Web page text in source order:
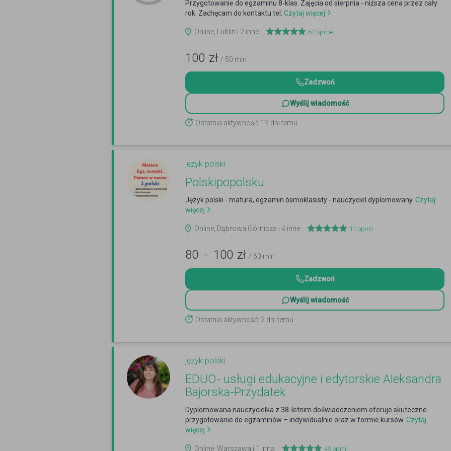
Przygotowanie do egzaminu 8-klas. Zajęcia od sierpnia - niższa cena przez cały
rok. Zachęcam do kontaktu tel.
Czytaj więcej
Online, Lublin i 2 inne 62opinie
100 zł / 50 min
Zadzwoń
Wyślij wiadomość
Ostatnia aktywność: 12 dni temu
język polski
Polskipopolsku
Język polski - matura, egzamin ósmoklasisty - nauczyciel dyplomowany. Czytaj
więcej
Online, Dąbrowa Górnicza i 4 inne 11 opinii
80 - 100 zł / 60 min
Zadzwoń
Wyślij wiadomość
Ostatnia aktywność: 2 dni temu
język polski
EDUO- usługi edukacyjne i edytorskie Aleksandra
Bajorska-Przydatek
Dyplomowana nauczycielka z 38-letnim doświadczeniem oferuje skuteczne
przygotowanie do egzaminów – indywidualnie oraz w formie kursów. Czytaj
więcej
Online, Warszawa i 1 inna 49 opinii